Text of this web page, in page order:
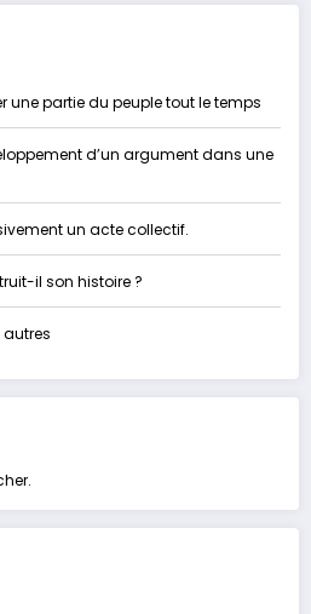
une partie du peuple tout le temps
d’un argument dans une
un acte collectif.
il son histoire ?
autres